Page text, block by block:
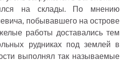
на склады. По мнению
побывавшего на острове
работы доставались тем
рудниках под землей в
выполнял так называемые